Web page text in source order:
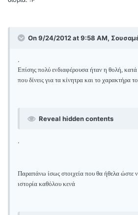
On 9/24/2012 at 9:58 AM,
.
Επίσης πολύ ενδιαφέρουσα ήταν η θολή,
που δίνεις για τα κίνητρα και το χαρακτήρα
Reveal hidden contents
.
Παραπάνω ίσως στοιχεία που θα ήθελα ώστε
ιστορία καθόλου κενά